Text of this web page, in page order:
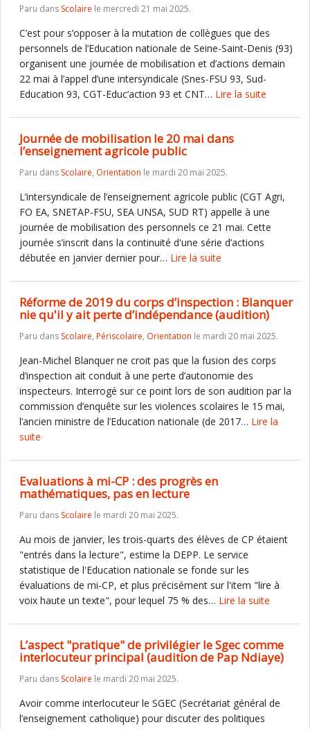
Paru dans Scolaire le mercredi 21 mai 2025.
C’est pour s’opposer à la mutation de collègues que des
personnels de l’Education nationale de Seine-Saint-Denis (93)
organisent une journée de mobilisation et d’actions demain
22 mai à l’appel d’une intersyndicale (Snes-FSU 93, Sud-
Education 93, CGT-Educ’action 93 et CNT… Lire la suite
Journée de mobilisation le 20 mai dans
l’enseignement agricole public
Paru dans Scolaire, Orientation le mardi 20 mai 2025.
L’intersyndicale de l’enseignement agricole public (CGT Agri,
FO EA, SNETAP-FSU, SEA UNSA, SUD RT) appelle à une
journée de mobilisation des personnels ce 21 mai. Cette
journée s’inscrit dans la continuité d'une série d’actions
débutée en janvier dernier pour… Lire la suite
Réforme de 2019 du corps d’inspection : Blanquer
nie qu'il y ait perte d’indépendance (audition)
Paru dans Scolaire, Périscolaire, Orientation le mardi 20 mai 2025.
Jean-Michel Blanquer ne croit pas que la fusion des corps
d’inspection ait conduit à une perte d’autonomie des
inspecteurs. Interrogé sur ce point lors de son audition par la
commission d’enquête sur les violences scolaires le 15 mai,
l’ancien ministre de l’Education nationale (de 2017… Lire la
suite
Evaluations à mi-CP : des progrès en
mathématiques, pas en lecture
Paru dans Scolaire le mardi 20 mai 2025.
Au mois de janvier, les trois-quarts des élèves de CP étaient
"entrés dans la lecture", estime la DEPP. Le service
statistique de l'Education nationale se fonde sur les
évaluations de mi-CP, et plus précisément sur l'item "lire à
voix haute un texte", pour lequel 75 % des… Lire la suite
L’aspect "pratique" de privilégier le Sgec comme
interlocuteur principal (audition de Pap Ndiaye)
Paru dans Scolaire le mardi 20 mai 2025.
Avoir comme interlocuteur le SGEC (Secrétariat général de
l’enseignement catholique) pour discuter des politiques